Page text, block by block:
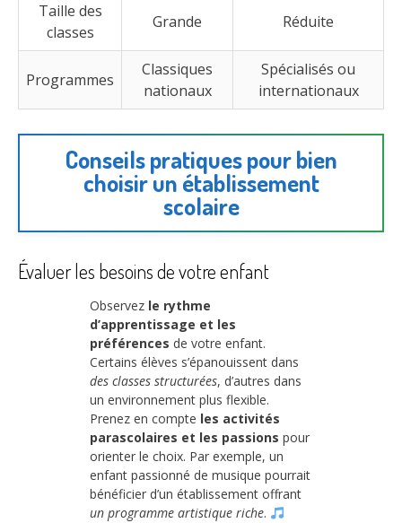
Taille des
classes
Grande Réduite
Programmes
Classiques
nationaux
Spécialisés ou
internationaux
Conseils pratiques pour bien
choisir un établissement
scolaire
Évaluer les besoins de votre enfant
Observez le rythme
d’apprentissage et les
préférences de votre enfant.
Certains élèves s’épanouissent dans
des classes structurées, d’autres dans
un environnement plus flexible.
Prenez en compte les activités
parascolaires et les passions pour
orienter le choix. Par exemple, un
enfant passionné de musique pourrait
bénéficier d’un établissement offrant
un programme artistique riche.